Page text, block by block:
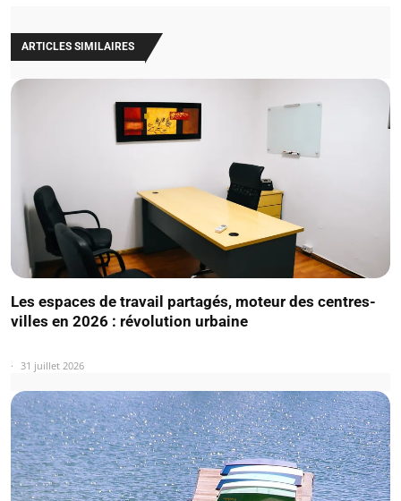
ARTICLES SIMILAIRES
Les espaces de travail partagés, moteur des centres-
villes en 2026 : révolution urbaine
31 juillet 2026